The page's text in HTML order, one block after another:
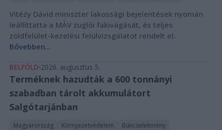
Vitézy Dávid miniszter lakossági bejelentések nyomán
leállíttatta a MÁV zuglói fakivágását, és teljes
zöldfelület-kezelési felülvizsgálatot rendelt el.
Bővebben...
BELFÖLD 2026. augusztus 5.
Terméknek hazudták a 600 tonnányi
szabadban tárolt akkumulátort
Salgótarjánban
Magyarország Környezetvédelem
Bűncselekmény